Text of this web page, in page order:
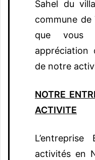
Sahel du
commune de
que vous
appréciation
de notre
NOTRE
ACTIVITE
activités en